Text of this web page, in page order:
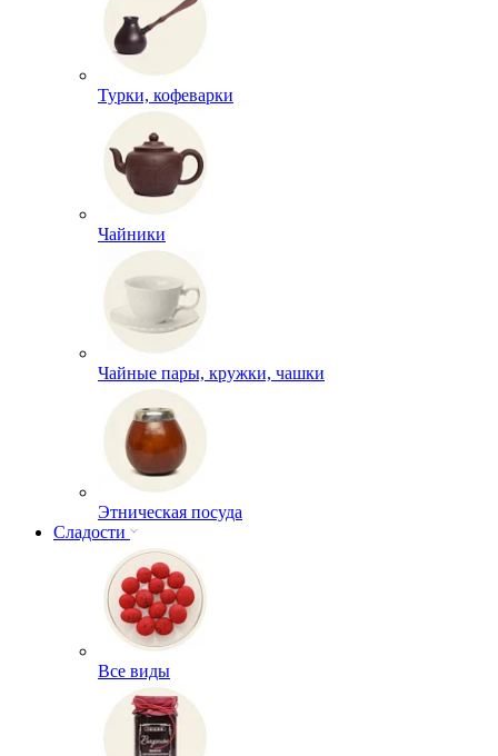
Турки, кофеварки
Чайники
Чайные пары, кружки, чашки
Этническая посуда
Сладости
Все виды